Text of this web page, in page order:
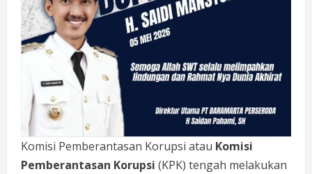
Komisi Pemberantasan Korupsi atau Komisi
Pemberantasan Korupsi (KPK) tengah melakukan